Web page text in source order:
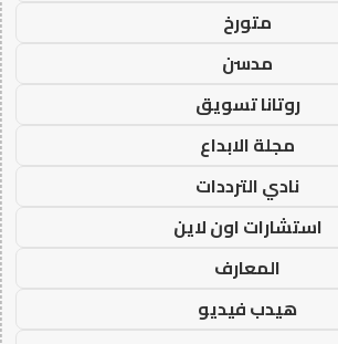
متورخ
مدسن
روتانا تسويق
مجلة الابداع
نادي الترددات
استشارات اون لاين
المعارف
هيدب فيديو